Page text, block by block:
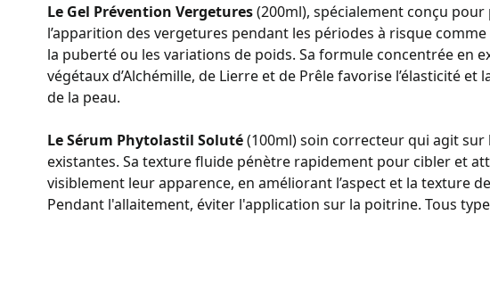
Le Gel Prévention Vergetures(200ml), spécialement conçu
l’apparition des vergetures pendant les périodes à risque comme
la puberté ou les variations de poids. Sa formule concentrée en
végétaux d’Alchémille, de Lierre et de Prêle favorise l’élasticité et
de la peau.
Le Sérum Phytolastil Soluté(100ml) soin correcteur qui agit sur
existantes. Sa texture fluide pénètre rapidement pour cibler et
visiblement leur apparence, en améliorant l’aspect et la texture
Pendant l'allaitement, éviter l'application sur la poitrine. Tous